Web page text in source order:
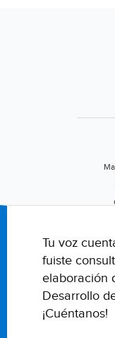
Tu voz
fuiste
elaboración
Desarrollo
¡Cuéntanos!